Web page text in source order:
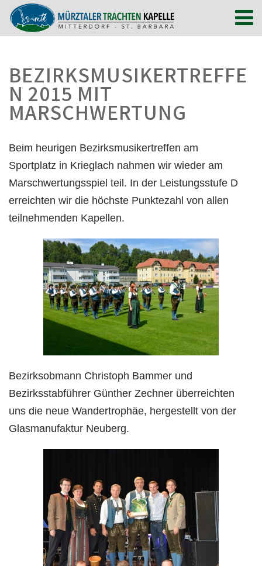
BEZIRKSMUSIKERTREFFE
N 2015 MIT
MARSCHWERTUNG
Beim heurigen Bezirksmusikertreffen am
Sportplatz in Krieglach nahmen wir wieder am
Marschwertungsspiel teil. In der Leistungsstufe D
erreichten wir die höchste Punktezahl von allen
teilnehmenden Kapellen.
Bezirksobmann Christoph Bammer und
Bezirksstabführer Günther Zechner überreichten
uns die neue Wandertrophäe, hergestellt von der
Glasmanufaktur Neuberg.